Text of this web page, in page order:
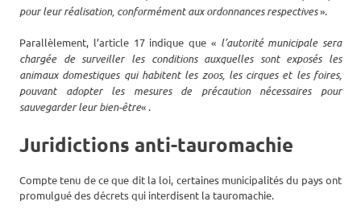
pour leur réalisation, conformément aux ordonnances respectives».
Parallèlement, l’article 17 indique que « l’autorité municipale sera
chargée de surveiller les conditions auxquelles sont exposés les
animaux domestiques qui habitent les zoos, les cirques et les foires,
pouvant adopter les mesures de précaution nécessaires pour
sauvegarder leur bien-être« .
Juridictions anti-tauromachie
Compte tenu de ce que dit la loi, certaines municipalités du pays ont
promulgué des décrets qui interdisent la tauromachie.